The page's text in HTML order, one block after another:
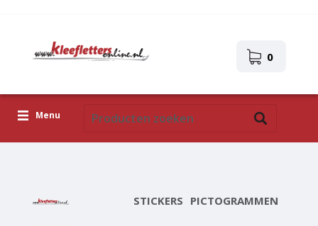
0
Menu
STICKERS PICTOGRAMMEN